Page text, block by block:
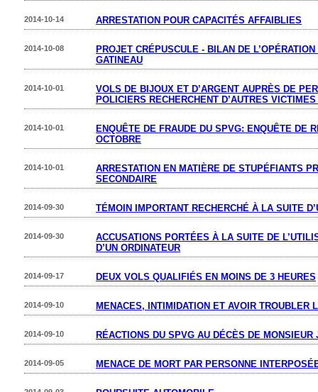
ARRESTATION POUR CAPACITÉS AFFAIBLIES
2014-10-14
PROJET CRÉPUSCULE - BILAN DE
GATINEAU
2014-10-08
VOLS DE BIJOUX ET D’ARGENT AUPRÈS DE
POLICIERS RECHERCHENT D’AUTRES
2014-10-01
ENQUÊTE DE FRAUDE DU SPVG: ENQUÊTE DE
OCTOBRE
2014-10-01
ARRESTATION EN MATIÈRE DE STUPÉFIANTS
SECONDAIRE
2014-10-01
TÉMOIN IMPORTANT RECHERCHÉ À LA SUITE
2014-09-30
ACCUSATIONS PORTÉES À LA SUITE DE
D’UN ORDINATEUR
2014-09-30
DEUX VOLS QUALIFIÉS EN MOINS DE 3 HEURES
2014-09-17
MENACES, INTIMIDATION ET AVOIR TROUBLER
2014-09-10
RÉACTIONS DU SPVG AU DÉCÈS DE MONSIEUR
2014-09-10
MENACE DE MORT PAR PERSONNE
2014-09-05